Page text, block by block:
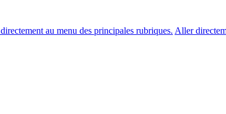
au menu des principales rubriques. Aller